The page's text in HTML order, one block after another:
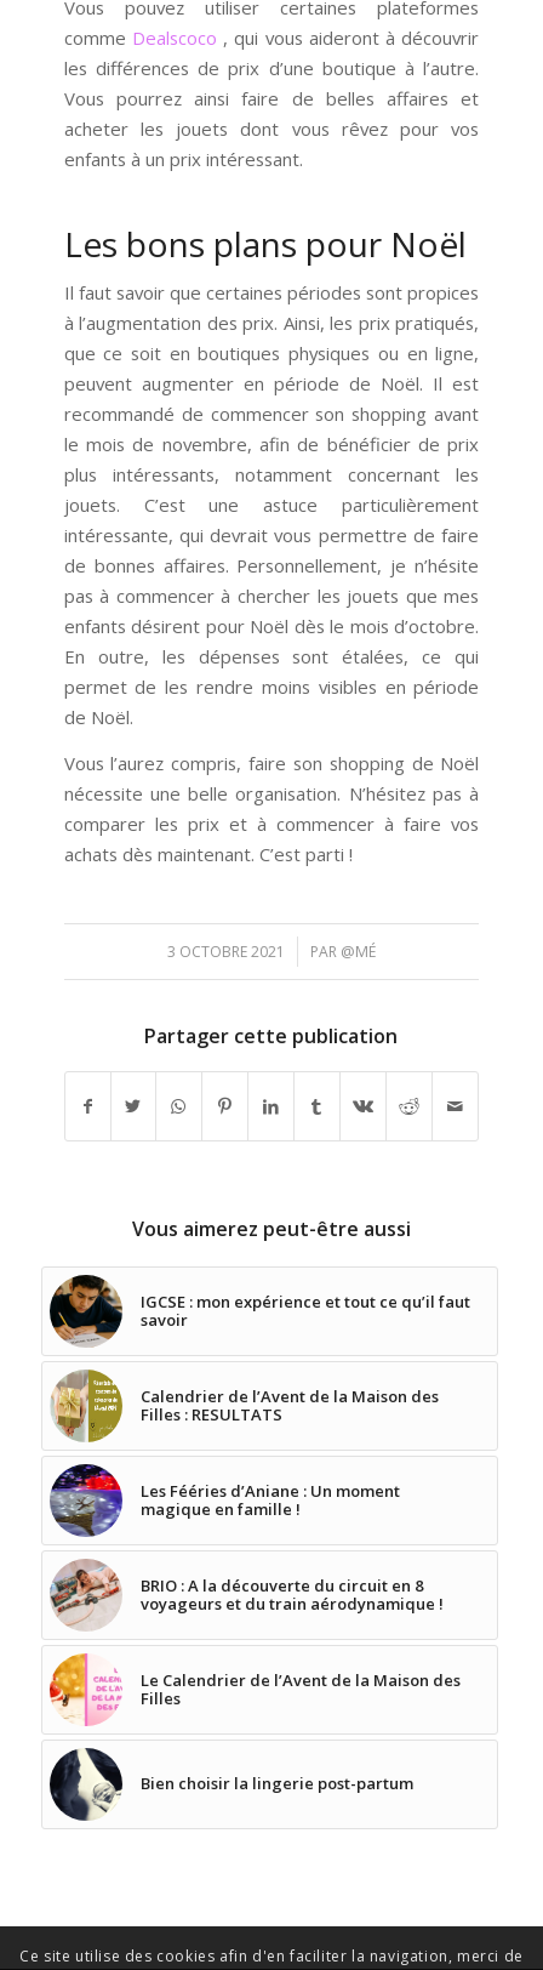
Vous pouvez utiliser certaines plateformes
comme Dealscoco , qui vous aideront à découvrir
les différences de prix d’une boutique à l’autre.
Vous pourrez ainsi faire de belles affaires et
acheter les jouets dont vous rêvez pour vos
enfants à un prix intéressant.
Les bons plans pour Noël
Il faut savoir que certaines périodes sont propices
à l’augmentation des prix. Ainsi, les prix pratiqués,
que ce soit en boutiques physiques ou en ligne,
peuvent augmenter en période de Noël. Il est
recommandé de commencer son shopping avant
le mois de novembre, afin de bénéficier de prix
plus intéressants, notamment concernant les
jouets. C’est une astuce particulièrement
intéressante, qui devrait vous permettre de faire
de bonnes affaires. Personnellement, je n’hésite
pas à commencer à chercher les jouets que mes
enfants désirent pour Noël dès le mois d’octobre.
En outre, les dépenses sont étalées, ce qui
permet de les rendre moins visibles en période
de Noël.
Vous l’aurez compris, faire son shopping de Noël
nécessite une belle organisation. N’hésitez pas à
comparer les prix et à commencer à faire vos
achats dès maintenant. C’est parti !
3 OCTOBRE 2021
/ PAR @MÉ
Partager cette publication
Vous aimerez peut-être aussi
IGCSE : mon expérience et tout ce qu’il faut
savoir
Calendrier de l’Avent de la Maison des
Filles : RESULTATS
Les Fééries d’Aniane : Un moment
magique en famille !
BRIO : A la découverte du circuit en 8
voyageurs et du train aérodynamique !
Le Calendrier de l’Avent de la Maison des
Filles
Bien choisir la lingerie post-partum
Ce site utilise des cookies afin d'en faciliter la navigation, merci de